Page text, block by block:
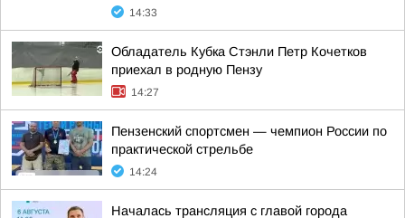
14:33
Обладатель Кубка Стэнли Петр Кочетков
приехал в родную Пензу
14:27
Пензенский спортсмен — чемпион России по
практической стрельбе
14:24
Началась трансляция с главой города